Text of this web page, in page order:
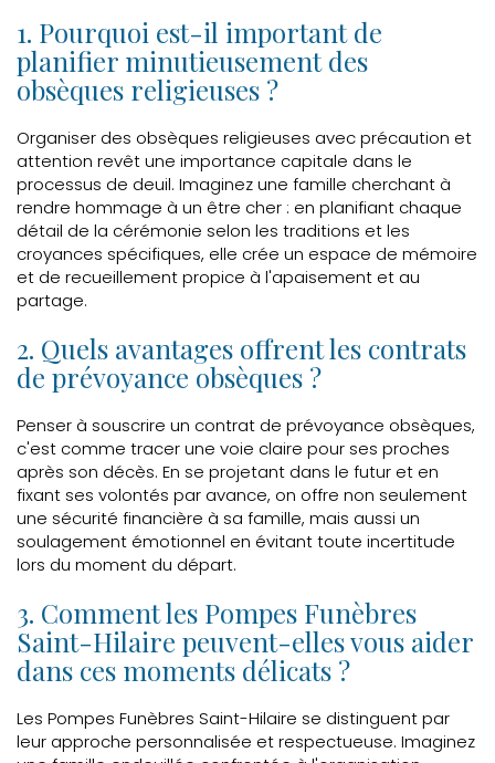
1. Pourquoi est-il important de
planifier minutieusement des
obsèques religieuses ?
Organiser des obsèques religieuses avec précaution et
attention revêt une importance capitale dans le
processus de deuil. Imaginez une famille cherchant à
rendre hommage à un être cher : en planifiant chaque
détail de la cérémonie selon les traditions et les
croyances spécifiques, elle crée un espace de mémoire
et de recueillement propice à l'apaisement et au
partage.
2. Quels avantages offrent les contrats
de prévoyance obsèques ?
Penser à souscrire un contrat de prévoyance obsèques,
c'est comme tracer une voie claire pour ses proches
après son décès. En se projetant dans le futur et en
fixant ses volontés par avance, on offre non seulement
une sécurité financière à sa famille, mais aussi un
soulagement émotionnel en évitant toute incertitude
lors du moment du départ.
3. Comment les Pompes Funèbres
Saint-Hilaire peuvent-elles vous aider
dans ces moments délicats ?
Les Pompes Funèbres Saint-Hilaire se distinguent par
leur approche personnalisée et respectueuse. Imaginez